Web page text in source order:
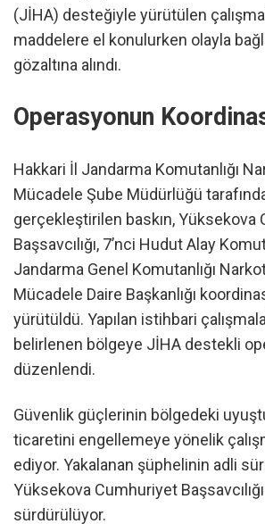
(JİHA) desteğiyle yürütülen
maddelere el konulurken olayla
gözaltına alındı.
Operasyonun
Hakkari İl Jandarma Komutanlığı
Mücadele Şube Müdürlüğü
gerçekleştirilen baskın, Yüksekova
Başsavcılığı, 7’nci Hudut Alay
Jandarma Genel Komutanlığı
Mücadele Daire Başkanlığı
yürütüldü. Yapılan istihbari
belirlenen bölgeye JİHA destekli
düzenlendi.
Güvenlik güçlerinin bölgedeki
ticaretini engellemeye yönelik
ediyor. Yakalanan şüphelinin adli
Yüksekova Cumhuriyet
sürdürülüyor.